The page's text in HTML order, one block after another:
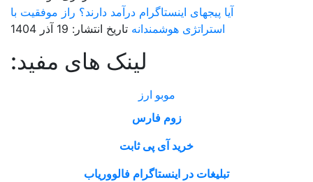
آیا پیجهای اینستاگرام درآمد دارند؟ راز موفقیت با
استراتژی هوشمندانه تاریخ انتشار: 19 آذر 1404
لینک های مفید:
موبو ارز
زوم فارس
خرید آی پی ثابت
تبلیغات در اینستاگرام فالووریاب